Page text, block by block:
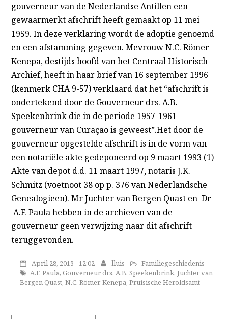
gouverneur van de Nederlandse Antillen een
gewaarmerkt afschrift heeft gemaakt op 11 mei
1959. In deze verklaring wordt de adoptie genoemd
en een afstamming gegeven. Mevrouw N.C. Römer-
Kenepa, destijds hoofd van het Centraal Historisch
Archief, heeft in haar brief van 16 september 1996
(kenmerk CHA 9-57) verklaard dat het “afschrift is
ondertekend door de Gouverneur drs. A.B.
Speekenbrink die in de periode 1957-1961
gouverneur van Curaçao is geweest”.Het door de
gouverneur opgestelde afschrift is in de vorm van
een notariële akte gedeponeerd op 9 maart 1993 (1)
Akte van depot d.d. 11 maart 1997, notaris J.K.
Schmitz (voetnoot 38 op p. 376 van Nederlandsche
Genealogieen). Mr Juchter van Bergen Quast en Dr
A.F. Paula hebben in de archieven van de
gouverneur geen verwijzing naar dit afschrift
teruggevonden.
April 28, 2013 - 12:02 lluis
Familiegeschiedenis
A.F. Paula, Gouverneur drs. A.B. Speekenbrink, Juchter van
Bergen Quast,N.C. Römer-Kenepa,Pruisische Heroldsamt